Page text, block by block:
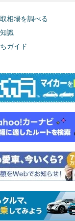
相場を調べる
識
ガイド